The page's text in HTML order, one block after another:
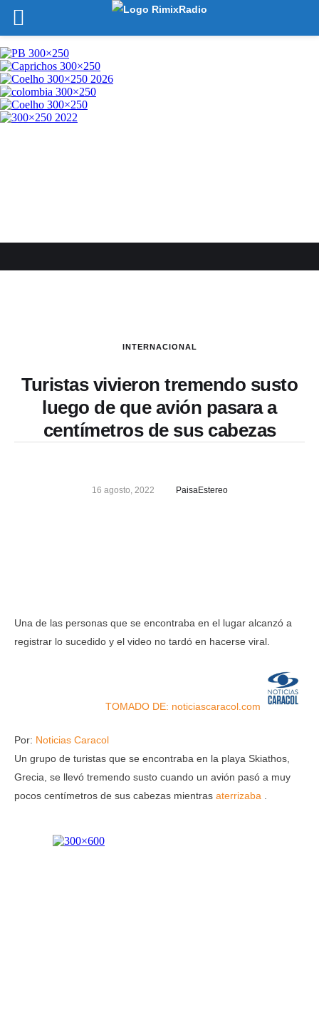
INTERNACIONAL
Turistas vivieron tremendo susto
luego de que avión pasara a
centímetros de sus cabezas
16 agosto, 2022 PaisaEstereo
Una de las personas que se encontraba en el lugar alcanzó a
registrar lo sucedido y el video no tardó en hacerse viral.
TOMADO DE: noticiascaracol.com
Por: Noticias Caracol
Un grupo de turistas que se encontraba en la playa Skiathos,
Grecia, se llevó tremendo susto cuando un avión pasó a muy
pocos centímetros de sus cabezas mientras aterrizaba